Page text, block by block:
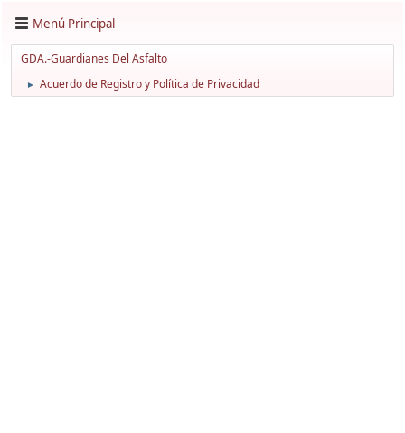
Menú Principal
GDA.-Guardianes Del Asfalto
► Acuerdo de Registro y Política de Privacidad